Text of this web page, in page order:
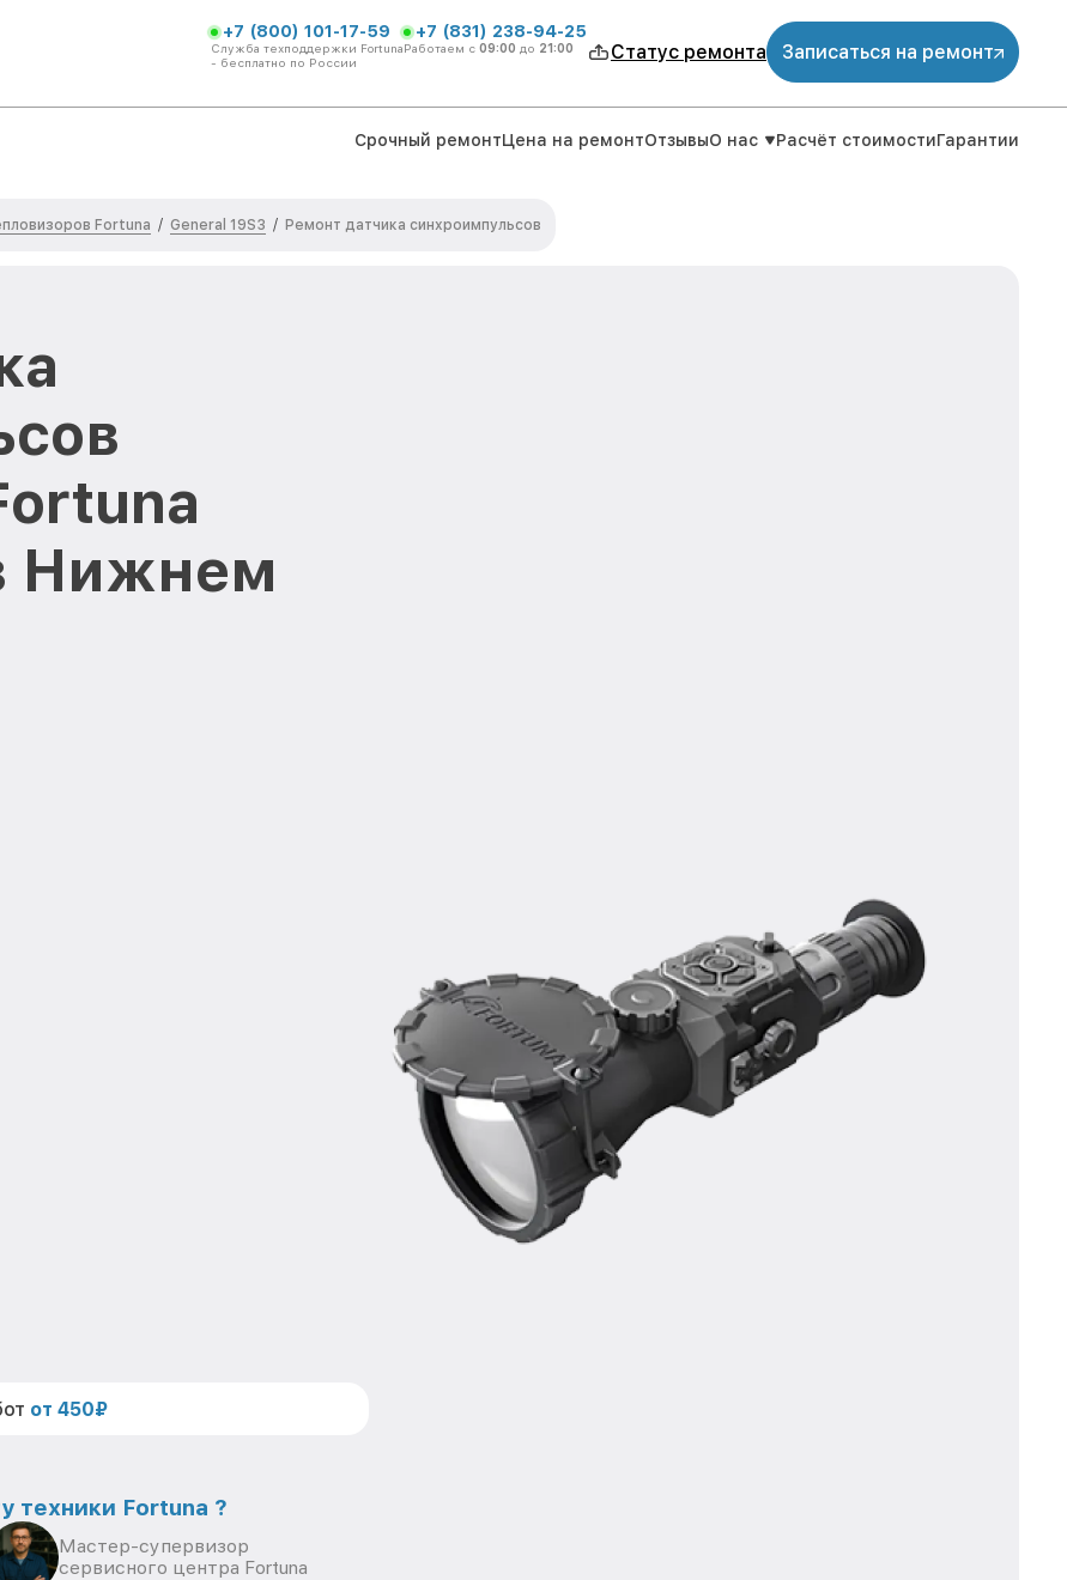
+7 (800) 101-17-59
Служба техподдержки Fortuna
- бесплатно по России
+7 (831) 238-94-25
Работаем с 09:00 до 21:00 Статус ремонта Записаться на ремонт
Срочный ремонтЦена на ремонтОтзывыО нас Расчёт стоимостиГарантии
Fortuna / General 19S3 / Ремонт датчика синхроимпульсов
Нижнем
от 450₽
техники Fortuna ?
Мастер-супервизор
сервисного центра Fortuna